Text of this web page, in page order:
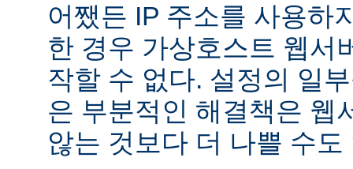
어쨌든 IP 주소를 사용하
한 경우 가상호스트 웹서
작할 수 없다. 설정의 일
은 부분적인 해결책은 웹
않는 것보다 더 나쁠 수도